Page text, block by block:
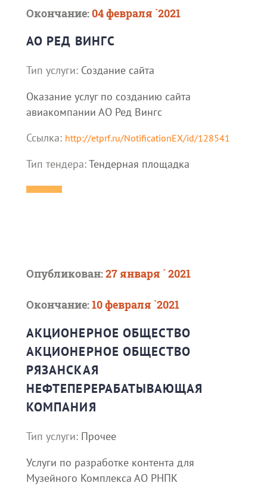
Окончание:04 февраля `2021
АО РЕД ВИНГС
Тип услуги: Создание сайта
Оказание услуг по созданию сайта
авиакомпании АО Ред Вингс
Ссылка: http://etprf.ru/NotificationEX/id/128541
Тип тендера:Тендерная площадка
Опубликован:27 января ` 2021
Окончание:10 февраля `2021
АКЦИОНЕРНОЕ ОБЩЕСТВО
АКЦИОНЕРНОЕ ОБЩЕСТВО
РЯЗАНСКАЯ
НЕФТЕПЕРЕРАБАТЫВАЮЩАЯ
КОМПАНИЯ
Тип услуги: Прочее
Услуги по разработке контента для
Музейного Комплекса АО РНПК